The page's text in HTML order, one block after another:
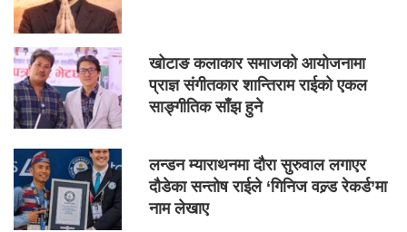
खोटाङ कलाकार समाजको आयोजनामा
प्राज्ञ संगीतकार शान्तिराम राईको एकल
साङ्गीतिक साँझ हुने
लन्डन म्याराथनमा दौरा सुरुवाल लगाएर
दौडेका सन्तोष राईले ‘गिनिज वल्र्ड रेकर्ड’मा
नाम लेखाए